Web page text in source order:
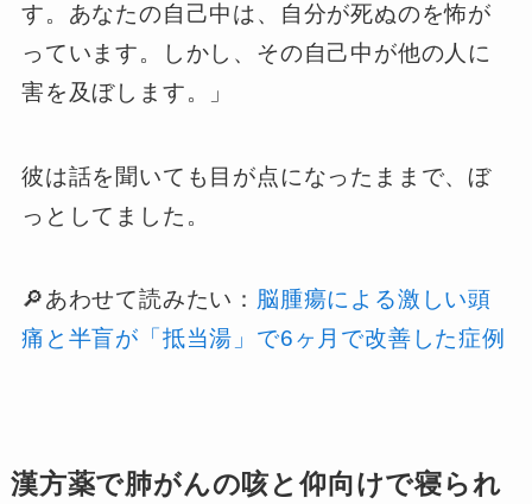
す。あなたの自己中は、自分が死ぬのを怖が
っています。しかし、その自己中が他の人に
害を及ぼします。」
彼は話を聞いても目が点になったままで、ぼ
っとしてました。
🔎あわせて読みたい： 脳腫瘍による激しい頭
痛と半盲が「抵当湯」で6ヶ月で改善した症例
漢方薬で肺がんの咳と仰向けで寝られ